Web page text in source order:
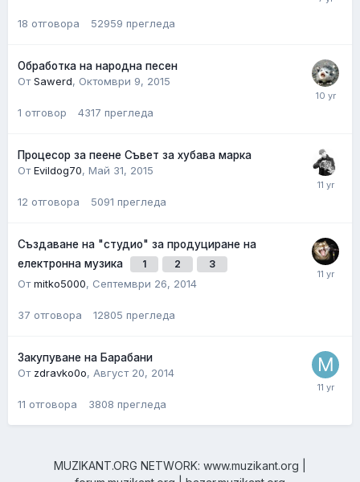
18 отговора 52959 прегледа
Обработка на народна песен
ОтSawerd, Октомври 9, 2015
1 отговор 4317 прегледа
Процесор за пеене Съвет за хубава марка
ОтEvildog70, Май 31, 2015
12 отговора 5091 прегледа
Създаване на "студио" за продуциране на
електронна музика
1 2 3
Отmitko5000, Септември 26, 2014
37 отговора 12805 прегледа
Закупуване на Барабани
От zdravko0o, Август 20, 2014
11 отговора 3808 прегледа
MUZIKANT.ORG NETWORK: www.muzikant.org |